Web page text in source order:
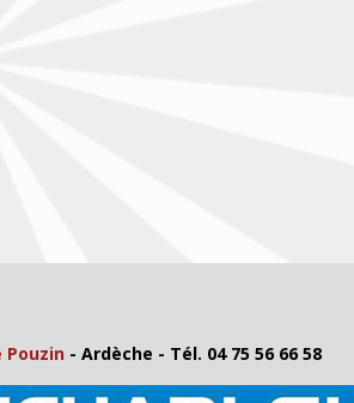
Pouzin - Ardèche - Tél. 04 75 56 66 58